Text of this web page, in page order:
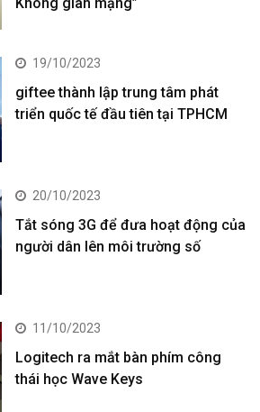
19/10/2023
giftee thành lập trung tâm phát
triển quốc tế đầu tiên tại TPHCM
20/10/2023
Tắt sóng 3G để đưa hoạt động của
người dân lên môi trường số
11/10/2023
Logitech ra mắt bàn phím công
thái học Wave Keys